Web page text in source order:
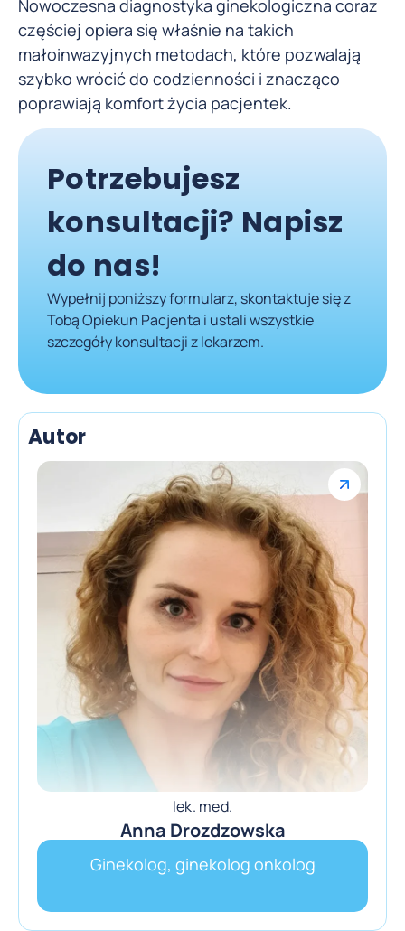
Nowoczesna diagnostyka ginekologiczna coraz
częściej opiera się właśnie na takich
małoinwazyjnych metodach, które pozwalają
szybko wrócić do codzienności i znacząco
poprawiają komfort życia pacjentek.
Potrzebujesz
konsultacji? Napisz
do nas!
Wypełnij poniższy formularz, skontaktuje się z
Tobą Opiekun Pacjenta i ustali wszystkie
szczegóły konsultacji z lekarzem.
Autor
lek. med.
Anna Drozdzowska
Ginekolog, ginekolog onkolog